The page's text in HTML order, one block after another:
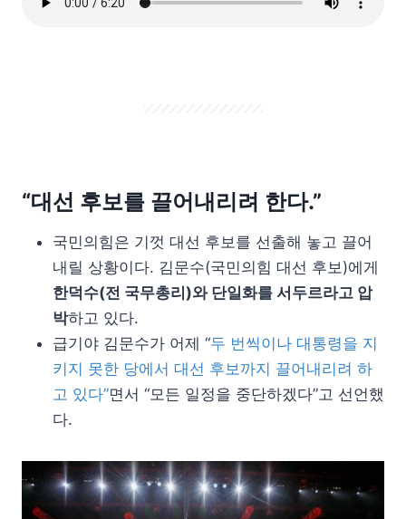
“대선 후보를 끌어내리려 한다.”
국민의힘은 기껏 대선 후보를 선출해 놓고 끌어
내릴 상황이다. 김문수(국민의힘 대선 후보)에게
한덕수(전 국무총리)와 단일화를 서두르라고 압
박하고 있다.
급기야 김문수가 어제 “두 번씩이나 대통령을 지
키지 못한 당에서 대선 후보까지 끌어내리려 하
고 있다”면서 “모든 일정을 중단하겠다”고 선언했
다.